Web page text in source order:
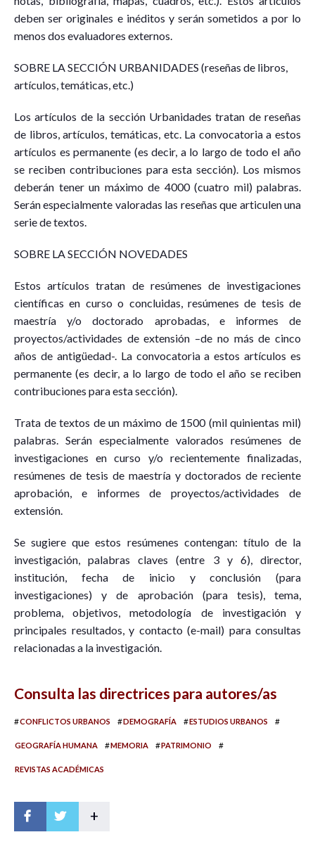
deben ser originales e inéditos y serán sometidos a por lo
menos dos evaluadores externos.
SOBRE LA SECCIÓN URBANIDADES (reseñas de libros,
artículos, temáticas, etc.)
Los artículos de la sección Urbanidades tratan de reseñas
de libros, artículos, temáticas, etc. La convocatoria a estos
artículos es permanente (es decir, a lo largo de todo el año
se reciben contribuciones para esta sección). Los mismos
deberán tener un máximo de 4000 (cuatro mil) palabras.
Serán especialmente valoradas las reseñas que articulen una
serie de textos.
SOBRE LA SECCIÓN NOVEDADES
Estos artículos tratan de resúmenes de investigaciones
científicas en curso o concluidas, resúmenes de tesis de
maestría y/o doctorado aprobadas, e informes de
proyectos/actividades de extensión –de no más de cinco
años de antigüedad-. La convocatoria a estos artículos es
permanente (es decir, a lo largo de todo el año se reciben
contribuciones para esta sección).
Trata de textos de un máximo de 1500 (mil quinientas mil)
palabras. Serán especialmente valorados resúmenes de
investigaciones en curso y/o recientemente finalizadas,
resúmenes de tesis de maestría y doctorados de reciente
aprobación, e informes de proyectos/actividades de
extensión.
Se sugiere que estos resúmenes contengan: título de la
investigación, palabras claves (entre 3 y 6), director,
institución, fecha de inicio y conclusión (para
investigaciones) y de aprobación (para tesis), tema,
problema, objetivos, metodología de investigación y
principales resultados, y contacto (e-mail) para consultas
relacionadas a la investigación.
Consulta las directrices para autores/as
#CONFLICTOS URBANOS #DEMOGRAFÍA #ESTUDIOS URBANOS #
GEOGRAFÍA HUMANA #MEMORIA #PATRIMONIO #
REVISTAS ACADÉMICAS
+